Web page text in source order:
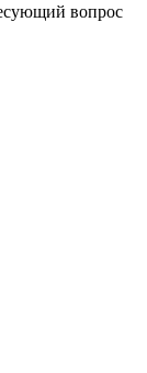
вопрос